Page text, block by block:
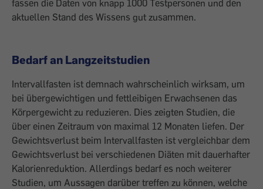
fassen die Daten von knapp 1000 Testpersonen und den
aktuellen Stand des Wissens gut zusammen.
Bedarf an Langzeitstudien
Intervallfasten ist demnach wahrscheinlich wirksam, um
bei übergewichtigen und fettleibigen Erwachsenen das
Körpergewicht zu reduzieren. Dies zeigten Studien, die
über einen Zeitraum von maximal 12 Monaten liefen. Der
Gewichtsverlust beim Intervallfasten ist vergleichbar dem
Gewichtsverlust bei verschiedenen Diäten mit dauerhafter
Kalorienreduktion. Allerdings bedarf es noch weiterer
Studien, um Aussagen darüber treffen zu können, welche